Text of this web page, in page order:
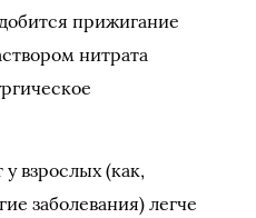
прижигание
нитрата
взрослых (как,
заболевания) легче